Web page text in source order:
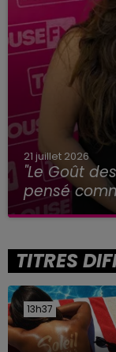
21 juillet 2026
"Le Goût
pensé
TITRES
13h37
13h37